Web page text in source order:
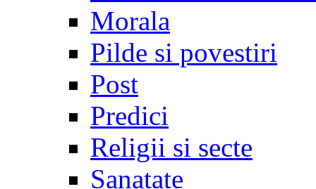
Morala
Pilde si povestiri
Post
Predici
Religii si secte
Sanatate